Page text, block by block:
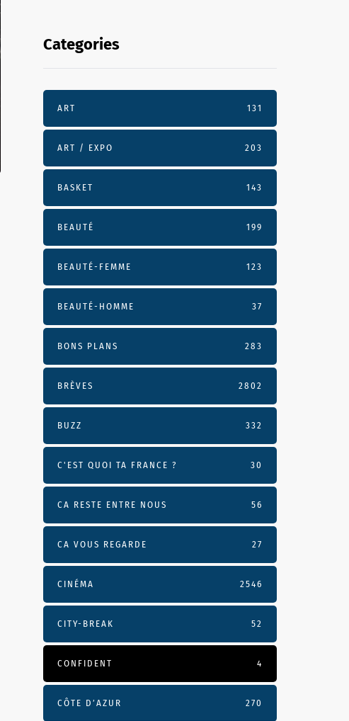
Categories
ART 131
ART / EXPO 203
BASKET 143
BEAUTÉ 199
BEAUTÉ-FEMME 123
BEAUTÉ-HOMME 37
BONS PLANS 283
BRÈVES 2802
BUZZ 332
C'EST QUOI TA FRANCE ? 30
CA RESTE ENTRE NOUS 56
CA VOUS REGARDE 27
CINÉMA 2546
CITY-BREAK 52
CONFIDENT 4
CÔTE D’AZUR 270